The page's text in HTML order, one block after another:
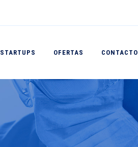
STARTUPS OFERTAS CONTACTO